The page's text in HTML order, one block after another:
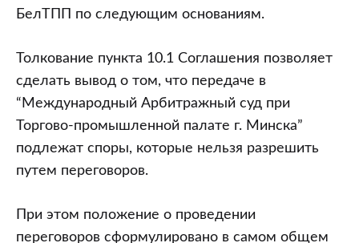
БелТПП по следующим основаниям.
Толкование пункта 10.1 Соглашения позволяет
сделать вывод о том, что передаче в
“Международный Арбитражный суд при
Торгово-промышленной палате г. Минска”
подлежат споры, которые нельзя разрешить
путем переговоров.
При этом положение о проведении
переговоров сформулировано в самом общем